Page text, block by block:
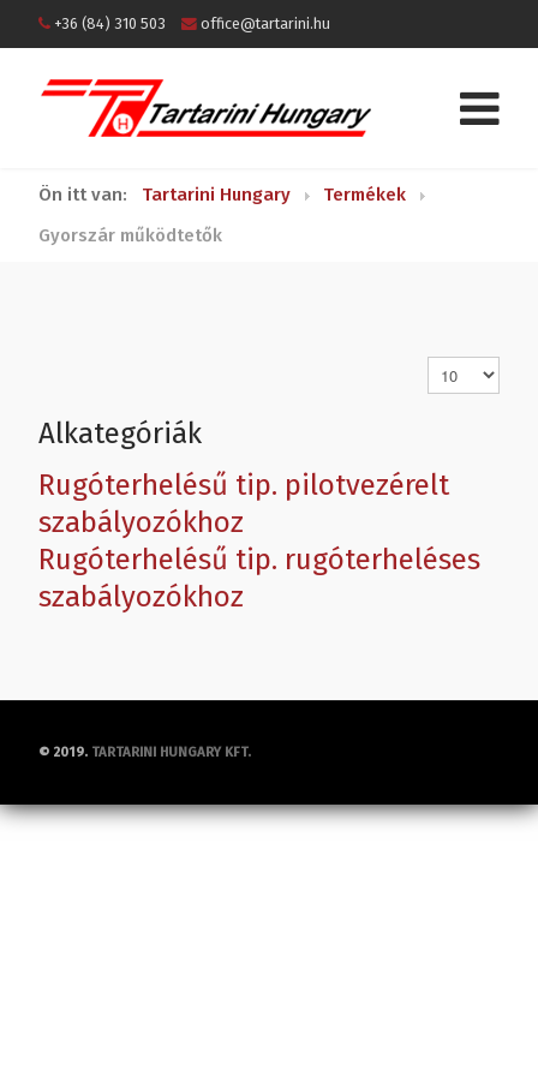
+36 (84) 310 503 office@tartarini.hu
Ön itt van: Tartarini Hungary
Termékek
Gyorszár működtetők
Tételek #
Alkategóriák
Rugóterhelésű tip. pilotvezérelt
szabályozókhoz
Rugóterhelésű tip. rugóterheléses
szabályozókhoz
© 2019. TARTARINI HUNGARY KFT.